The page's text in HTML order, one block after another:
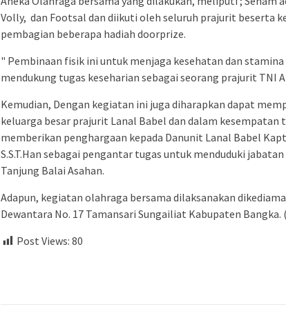
Volly, dan Footsal dan diikuti oleh seluruh prajurit beserta
pembagian beberapa hadiah doorprize.
" Pembinaan fisik ini untuk menjaga kesehatan dan
mendukung tugas keseharian sebagai seorang prajurit TNI
Kemudian, Dengan kegiatan ini juga diharapkan dapat
keluarga besar prajurit Lanal Babel dan dalam
memberikan penghargaan kepada Danunit Lanal Babel
S.S.T.Han sebagai pengantar tugas untuk menduduki
Tanjung Balai Asahan.
Adapun, kegiatan olahraga bersama dilaksanakan
Dewantara No. 17 Tamansari Sungailiat Kabupaten Bangka.
Post Views: 80